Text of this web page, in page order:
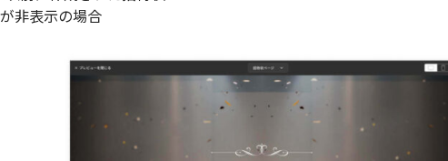
非表示の場合